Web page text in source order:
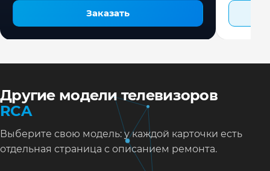
Заказать
Другие модели телевизоров
RCA
Выберите свою модель: у каждой карточки есть
отдельная страница с описанием ремонта.